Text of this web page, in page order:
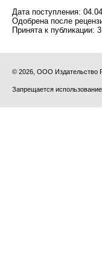
Дата поступления:
Одобрена после
Принята к публикации:
© 2026, ООО Издательство
Запрещается